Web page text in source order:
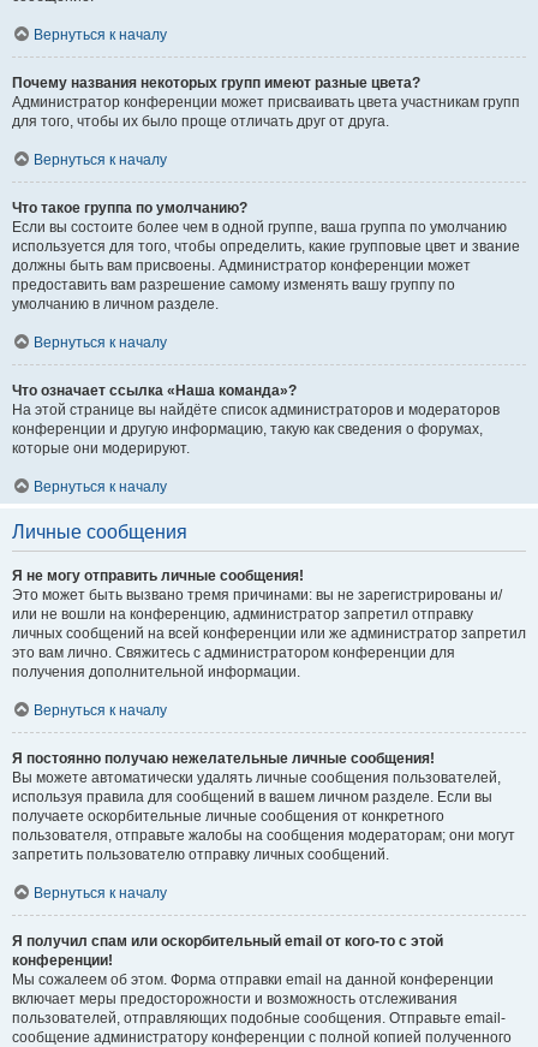
Вернуться к началу
Почему названия некоторых групп имеют разные цвета?
Администратор конференции может присваивать цвета участникам групп
для того, чтобы их было проще отличать друг от друга.
Вернуться к началу
Что такое группа по умолчанию?
Если вы состоите более чем в одной группе, ваша группа по умолчанию
используется для того, чтобы определить, какие групповые цвет и звание
должны быть вам присвоены. Администратор конференции может
предоставить вам разрешение самому изменять вашу группу по
умолчанию в личном разделе.
Вернуться к началу
Что означает ссылка «Наша команда»?
На этой странице вы найдёте список администраторов и модераторов
конференции и другую информацию, такую как сведения о форумах,
которые они модерируют.
Вернуться к началу
Личные сообщения
Я не могу отправить личные сообщения!
Это может быть вызвано тремя причинами: вы не зарегистрированы и/
или не вошли на конференцию, администратор запретил отправку
личных сообщений на всей конференции или же администратор запретил
это вам лично. Свяжитесь с администратором конференции для
получения дополнительной информации.
Вернуться к началу
Я постоянно получаю нежелательные личные сообщения!
Вы можете автоматически удалять личные сообщения пользователей,
используя правила для сообщений в вашем личном разделе. Если вы
получаете оскорбительные личные сообщения от конкретного
пользователя, отправьте жалобы на сообщения модераторам; они могут
запретить пользователю отправку личных сообщений.
Вернуться к началу
Я получил спам или оскорбительный email от кого-то с этой
конференции!
Мы сожалеем об этом. Форма отправки email на данной конференции
включает меры предосторожности и возможность отслеживания
пользователей, отправляющих подобные сообщения. Отправьте email-
сообщение администратору конференции с полной копией полученного